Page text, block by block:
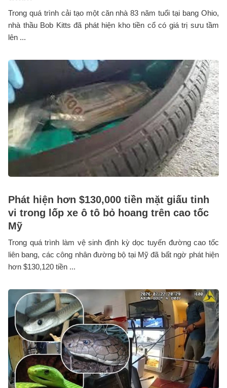
Trong quá trình cải tạo một căn nhà 83 năm tuổi tại bang Ohio,
nhà thầu Bob Kitts đã phát hiện kho tiền cổ có giá trị sưu tầm
lên ...
Phát hiện hơn $130,000 tiền mặt giấu tinh
vi trong lốp xe ô tô bỏ hoang trên cao tốc
Mỹ
Trong quá trình làm vệ sinh định kỳ dọc tuyến đường cao tốc
liên bang, các công nhân đường bộ tại Mỹ đã bất ngờ phát hiện
hơn $130,120 tiền ...